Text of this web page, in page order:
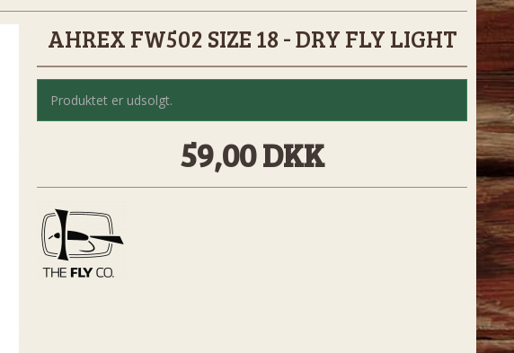
AHREX FW502 SIZE 18 - DRY FLY LIGHT
Produktet er udsolgt.
59,00 DKK